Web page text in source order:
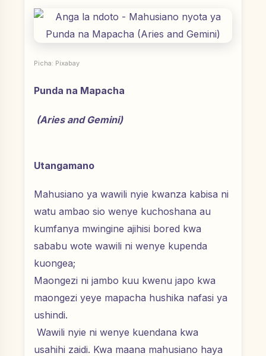
Picha: Pixabay
Punda na Mapacha
(Aries and Gemini)
Utangamano
Mahusiano ya wawili nyie kwanza kabisa ni
watu ambao sio wenye kuchoshana au
kumfanya mwingine ajihisi bored kwa
sababu wote wawili ni wenye kupenda
kuongea;
Maongezi ni jambo kuu kwenu japo kwa
maongezi yeye mapacha hushika nafasi ya
ushindi.
Wawili nyie ni wenye kuendana kwa
usahihi zaidi. Kwa maana mahusiano haya